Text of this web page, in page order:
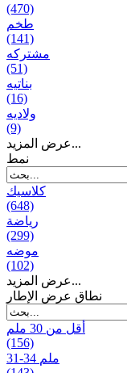
(470)
طخم
(141)
مشتركه
(51)
بناتیه
(16)
ولادیه
(9)
عرض المزيد...
نمط
كلاسيك
(648)
رياضة
(299)
موضه
(102)
عرض المزيد...
نطاق عرض الإطار
أقل من 30 ملم
(156)
31-34 ملم